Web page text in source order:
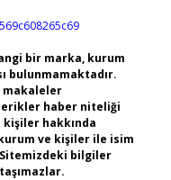
bir marka, kurum
bulunmamaktadır.
makaleler
haber niteliği
hakkında
ve kişiler ile isim
bilgiler